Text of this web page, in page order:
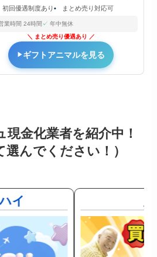
初回優遇制度あり
まとめ売り対応可
業時間 24時間
年中無休
まとめ売り優遇あり
ギフトアニマルを見る
金化業者を紹介中！
選んでください！）
イ